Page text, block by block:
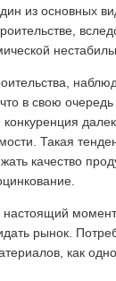
из основных
что в свою
Такая
качество
момент
рынок.
как